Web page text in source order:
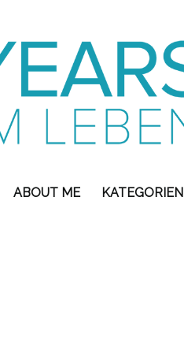
ABOUT ME KATEGORIEN